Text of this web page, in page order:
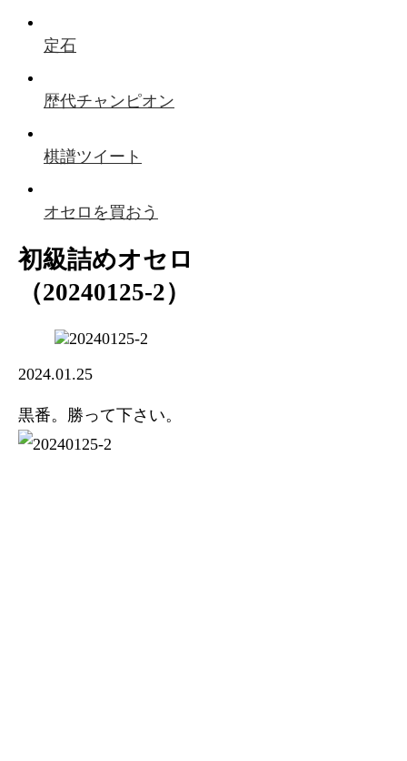
定石
歴代チャンピオン
棋譜ツイート
オセロを買おう
初級詰めオセロ
（20240125-2）
2024.01.25
黒番。勝って下さい。